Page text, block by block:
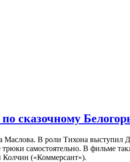
сказочному
Маслова. В роли Тихона выступил
самостоятельно. В фильме
(«Коммерсант»).